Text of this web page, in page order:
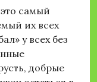
самый
их всех
у всех без
добрые